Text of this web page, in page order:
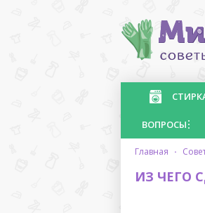
ВОПРОСЫ
главная ·
ИЗ ЧЕГО